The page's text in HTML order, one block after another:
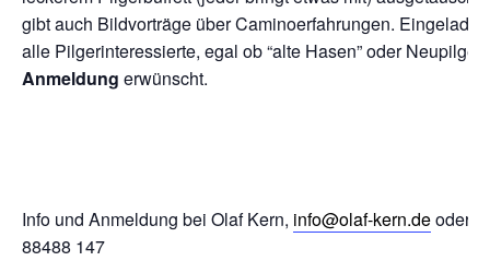
gibt auch Bildvorträge über Caminoerfahrungen.
alle Pilgerinteressierte, egal ob “alte Hasen” oder Neupilger.
Anmeldung erwünscht.
Info und Anmeldung bei Olaf Kern, info@olaf-kern.deoder
88488 147